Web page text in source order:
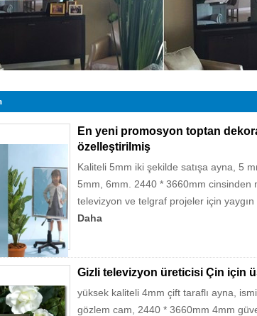
En yeni promosyon toptan
özelleştirilmiş
Kaliteli 5mm iki şekilde satışa ayna, 5
5mm, 6mm. 2440 * 3660mm cinsinden
televizyon ve telgraf projeler için yaygın
Daha
Gizli televizyon üreticisi Çin için
yüksek kaliteli 4mm çift taraflı ayna,
gözlem cam, 2440 * 3660mm 4mm